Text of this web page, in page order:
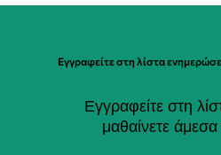
Εγγραφείτε στη λίστα
Εγγραφείτε στη
μαθαίνετε